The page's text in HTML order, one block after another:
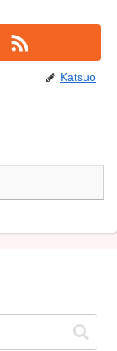
Katsuo